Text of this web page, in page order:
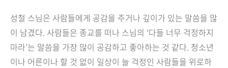
성철 스님은 사람들에게 공감을 주거나 깊이가 있는 말씀을 많
이 남겼다. 사람들은 종교를 떠나 스님의 ‘다들 너무 걱정하지
마라’는 말씀을 가장 많이 공감하고 좋아하는 것 같다. 청소년
이나 어른이나 할 것 없이 일상이 늘 걱정인 사람들을 위로하